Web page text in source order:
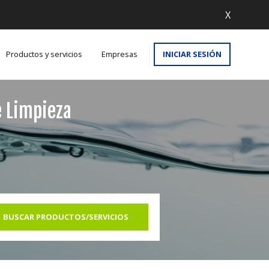
X
Productos y servicios Empresas INICIAR SESIÓN
BUSCAR PRODUCTOS/SERVICIOS